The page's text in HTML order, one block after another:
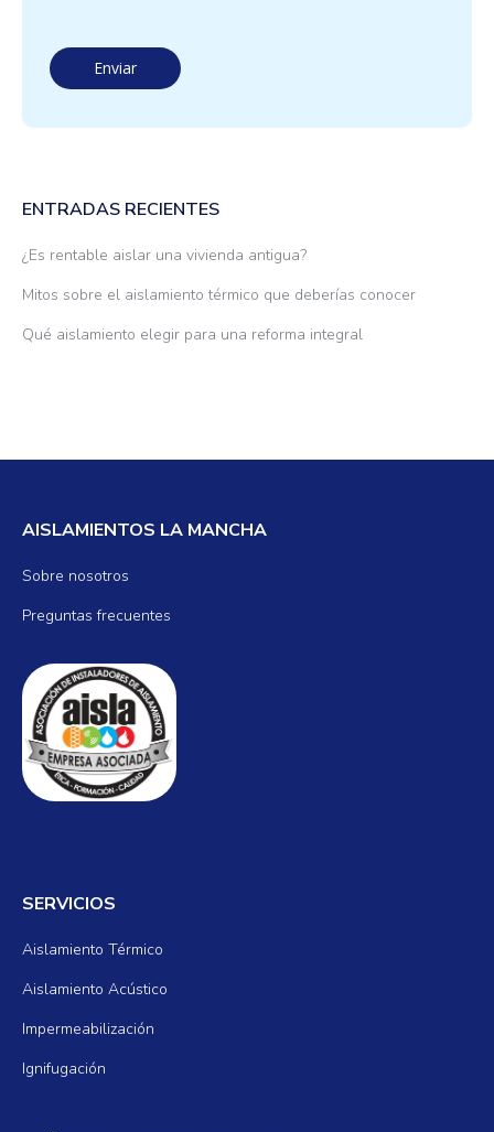
ENTRADAS RECIENTES
¿Es rentable aislar una vivienda antigua?
Mitos sobre el aislamiento térmico que deberías conocer
Qué aislamiento elegir para una reforma integral
AISLAMIENTOS LA MANCHA
Sobre nosotros
Preguntas frecuentes
SERVICIOS
Aislamiento Térmico
Aislamiento Acústico
Impermeabilización
Ignifugación